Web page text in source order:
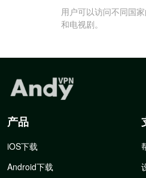
用户可以访问不同国
和电视剧。
产品
iOS下载
Android下载